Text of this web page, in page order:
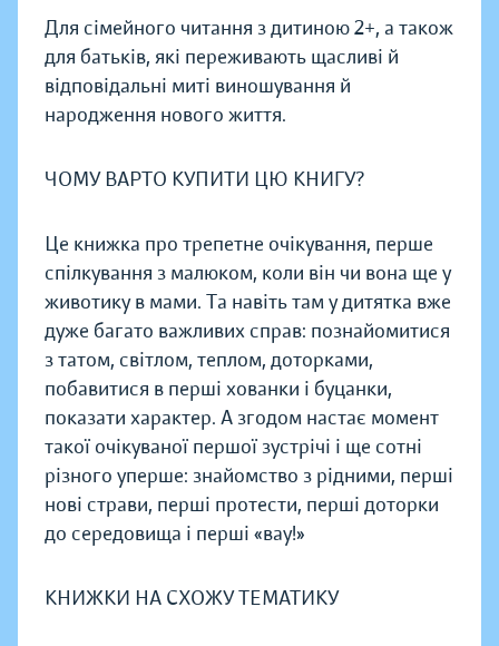
Для сімейного читання з дитиною 2+, а також
для батьків, які переживають щасливі й
відповідальні миті виношування й
народження нового життя.
ЧОМУ ВАРТО КУПИТИ ЦЮ КНИГУ?
Це книжка про трепетне очікування, перше
спілкування з малюком, коли він чи вона ще у
животику в мами. Та навіть там у дитятка вже
дуже багато важливих справ: познайомитися
з татом, світлом, теплом, доторками,
побавитися в перші хованки і буцанки,
показати характер. А згодом настає момент
такої очікуваної першої зустрічі і ще сотні
різного уперше: знайомство з рідними, перші
нові страви, перші протести, перші доторки
до середовища і перші «вау!»
КНИЖКИ НА СХОЖУ ТЕМАТИКУ